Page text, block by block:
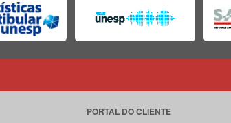
PORTAL DO CLIENTE